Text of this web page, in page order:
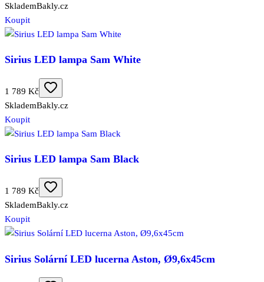
SklademBakly.cz
Koupit
Sirius LED lampa Sam White
1 789 Kč
SklademBakly.cz
Koupit
Sirius LED lampa Sam Black
1 789 Kč
SklademBakly.cz
Koupit
Sirius Solární LED lucerna Aston, Ø9,6x45cm